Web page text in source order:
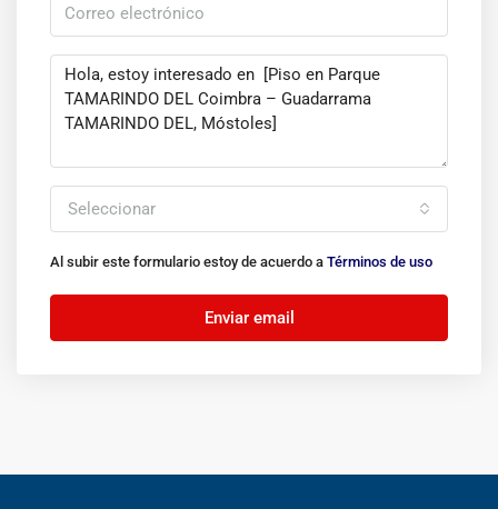
Seleccionar
Al subir este formulario estoy de acuerdo a Términos de uso
Enviar email